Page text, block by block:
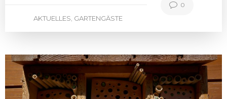
AKTUELLES GARTENGÄSTE
0